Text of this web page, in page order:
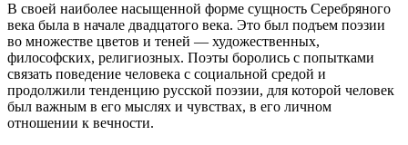
В своей наиболее насыщенной форме сущность Серебряного
века была в начале двадцатого века. Это был подъем поэзии
во множестве цветов и теней — художественных,
философских, религиозных. Поэты боролись с попытками
связать поведение человека с социальной средой и
продолжили тенденцию русской поэзии, для которой человек
был важным в его мыслях и чувствах, в его личном
отношении к вечности.